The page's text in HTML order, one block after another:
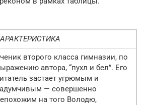
второго класса гимназии, по
автора, “пухл и бел”. Его
застает угрюмым и
— совершенно
на того Володю,